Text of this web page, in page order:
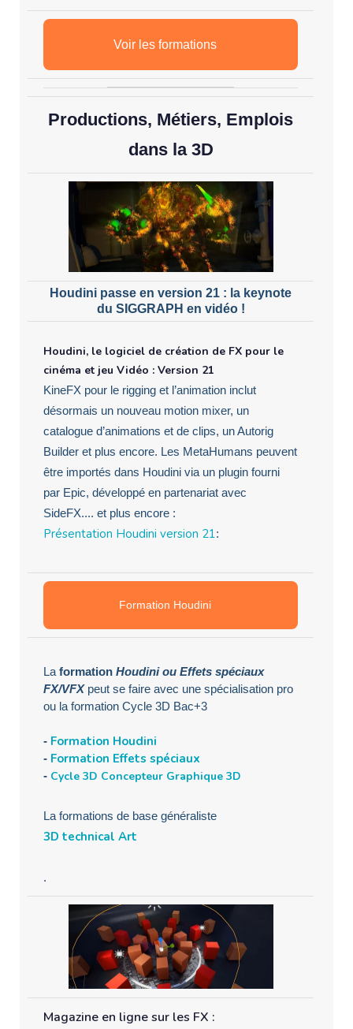
Voir les formations
Productions, Métiers, Emplois
dans la 3D
Houdini passe en version 21 : la keynote
du SIGGRAPH en vidéo !
Houdini, le logiciel de création de FX pour le
cinéma et jeu Vidéo : Version 21
KineFX pour le rigging et l’animation inclut
désormais un nouveau motion mixer, un
catalogue d’animations et de clips, un Autorig
Builder et plus encore. Les MetaHumans peuvent
être importés dans Houdini via un plugin fourni
par Epic, développé en partenariat avec
SideFX.... et plus encore :
Présentation Houdini version 21:
Formation Houdini
La formation Houdini ou Effets spéciaux
FX/VFXpeut se faire avec une spécialisation pro
ou la formation Cycle 3D Bac+3
- Formation Houdini
- Formation Effets spéciaux
- Cycle 3D Concepteur Graphique 3D
La formations de base généraliste
3D technical Art
.
Magazine en ligne sur les FX :